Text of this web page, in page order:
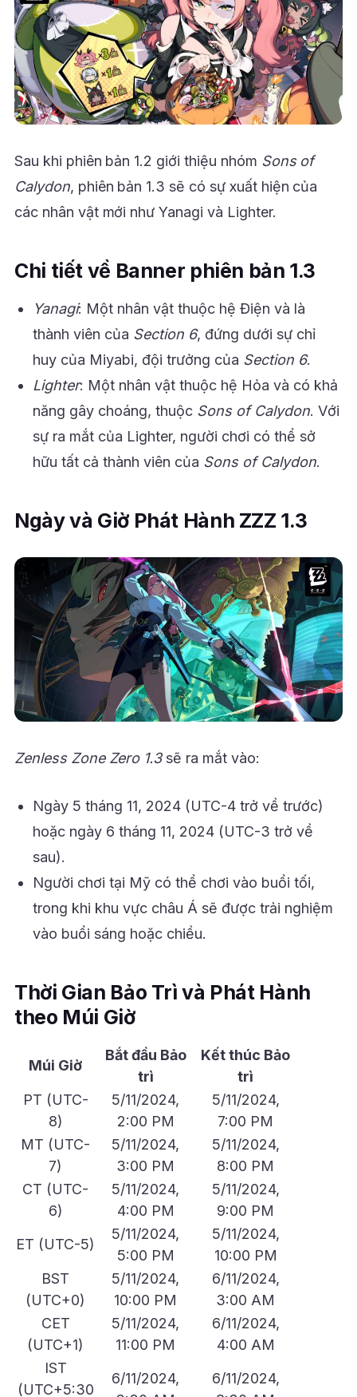
Sau khi phiên bản 1.2 giới thiệu nhóm Sons of
Calydon, phiên bản 1.3 sẽ có sự xuất hiện của
các nhân vật mới như Yanagi và Lighter.
Chi tiết về Banner phiên bản 1.3
Yanagi: Một nhân vật thuộc hệ Điện và là
thành viên của Section 6, đứng dưới sự chỉ
huy của Miyabi, đội trưởng của Section 6.
Lighter: Một nhân vật thuộc hệ Hỏa và có khả
năng gây choáng, thuộc Sons of Calydon. Với
sự ra mắt của Lighter, người chơi có thể sở
hữu tất cả thành viên của Sons of Calydon.
Ngày và Giờ Phát Hành ZZZ 1.3
Zenless Zone Zero 1.3sẽ ra mắt vào:
Ngày 5 tháng 11, 2024 (UTC-4 trở về trước)
hoặc ngày 6 tháng 11, 2024 (UTC-3 trở về
sau).
Người chơi tại Mỹ có thể chơi vào buổi tối,
trong khi khu vực châu Á sẽ được trải nghiệm
vào buổi sáng hoặc chiều.
Thời Gian Bảo Trì và Phát Hành
theo Múi Giờ
Múi Giờ
Bắt đầu Bảo
trì
Kết thúc Bảo
trì
PT (UTC-
8)
5/11/2024,
2:00 PM
5/11/2024,
7:00 PM
MT (UTC-
7)
5/11/2024,
3:00 PM
5/11/2024,
8:00 PM
CT (UTC-
6)
5/11/2024,
4:00 PM
5/11/2024,
9:00 PM
ET (UTC-5)
5/11/2024,
5:00 PM
5/11/2024,
10:00 PM
BST
(UTC+0)
5/11/2024,
10:00 PM
6/11/2024,
3:00 AM
CET
(UTC+1)
5/11/2024,
11:00 PM
6/11/2024,
4:00 AM
IST
(UTC+5:30
6/11/2024,
6/11/2024,